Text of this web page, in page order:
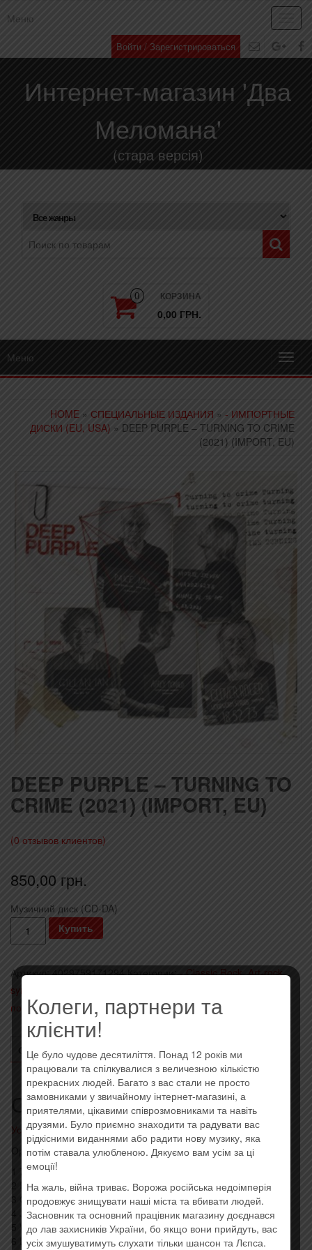
Меню
Войти / Зарегистрироваться
Интернет-магазин 'Два
Меломана'
(стара версія)
0 КОРЗИНА
0,00 ГРН.
Меню
HOME » СПЕЦИАЛЬНЫЕ ИЗДАНИЯ » - ИМПОРТНЫЕ
ДИСКИ (EU, USA) » DEEP PURPLE – TURNING TO CRIME
(2021) (IMPORT, EU)
DEEP PURPLE – TURNING TO
CRIME (2021) (IMPORT, EU)
(0 отзывов клиентов)
850,00 грн.
Музичний диск (CD-DA)
Количество
Deep
-
Turning
To
Crime
(Import,
Купить
Артикул:4029759171294 Категории:- Classic Rock, Art-rock,
sympho
поступления Метка: Imported
ОПИСАНИЕ ОТЗЫВЫ (0)
Описание
Усі товари: Deep Purple
Оригінальний імпортний диск. Штрих код: 4029759171294
1 7 And 7 Is 2:29
2 Rockin’ Pneumonia And The Boogie Woogie Flu 3:15
3 Oh Well 4:31
4 Jenny Take A Ride! 4:37
5 Watching The River Flow 3:03
6 Let The Good Times Roll 4:22
Колеги, партнери та
клієнти!
Це було чудове десятиліття. Понад 12 років ми
працювали та спілкувалися з величезною кількістю
прекрасних людей. Багато з вас стали не просто
замовниками у звичайному інтернет-магазині, а
приятелями, цікавими співрозмовниками та навіть
друзями. Було приємно знаходити та радувати вас
рідкісними виданнями або радити нову музику, яка
потім ставала улюбленою. Дякуємо вам усім за ці
емоції!
На жаль, війна триває. Ворожа російська недоімперія
продовжує знищувати наші міста та вбивати людей.
Засновник та основний працівник магазину доєднався
до лав захисників України, бо якщо вони прийдуть, вас
усіх змушуватимуть слухати тільки шансон та Лєпса.